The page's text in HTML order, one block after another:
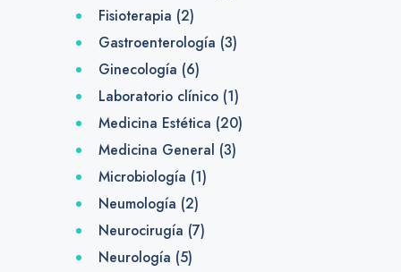
Fisioterapia (2)
Gastroenterología (3)
Ginecología (6)
Laboratorio clínico(1)
Medicina Estética (20)
Medicina General (3)
Microbiología (1)
Neumología (2)
Neurocirugía (7)
Neurología (5)